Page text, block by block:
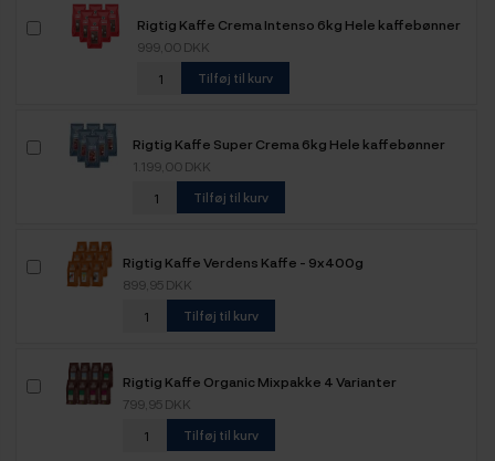
Rigtig Kaffe Crema Intenso 6kg Hele kaffebønner
999,00 DKK
Tilføj til kurv
Rigtig Kaffe Super Crema 6kg Hele kaffebønner
1.199,00 DKK
Tilføj til kurv
Rigtig Kaffe Verdens Kaffe - 9x400g
899,95 DKK
Tilføj til kurv
Rigtig Kaffe Organic Mixpakke 4 Varianter
799,95 DKK
Tilføj til kurv